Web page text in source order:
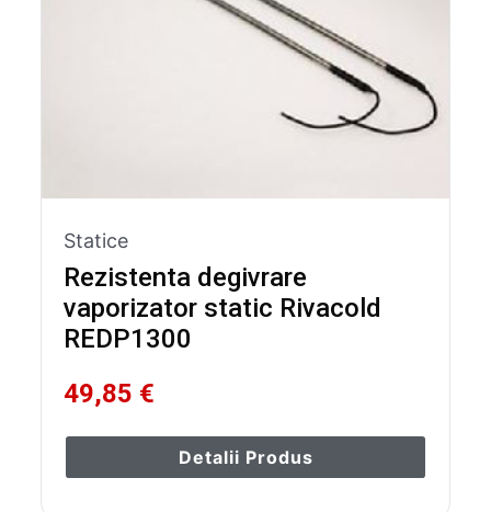
Statice
Rezistenta degivrare
vaporizator static Rivacold
REDP1300
49,85 €
Detalii Produs